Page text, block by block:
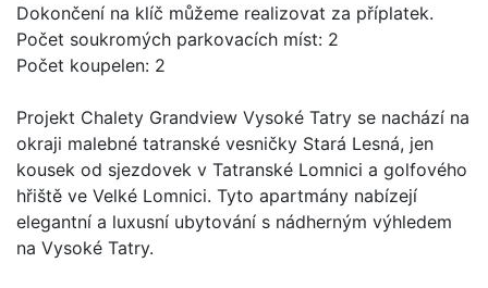
Dokončení na klíč můžeme realizovat za příplatek.
Počet soukromých parkovacích míst: 2
Počet koupelen: 2
Projekt Chalety Grandview Vysoké Tatry se nachází na
okraji malebné tatranské vesničky Stará Lesná, jen
kousek od sjezdovek v Tatranské Lomnici a golfového
hřiště ve Velké Lomnici. Tyto apartmány nabízejí
elegantní a luxusní ubytování s nádherným výhledem
na Vysoké Tatry.